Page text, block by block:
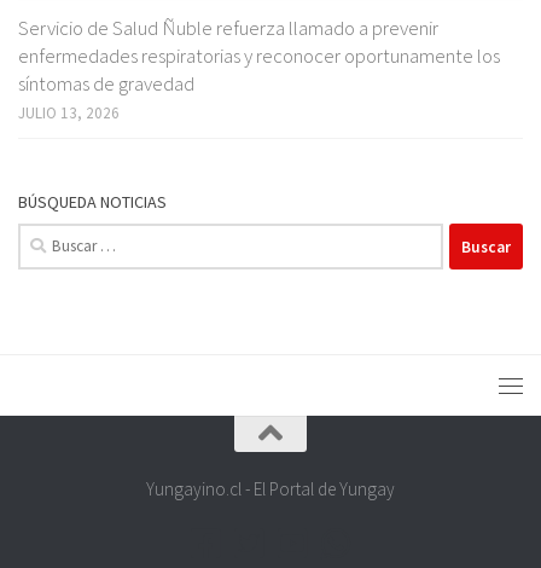
Servicio de Salud Ñuble refuerza llamado a prevenir
enfermedades respiratorias y reconocer oportunamente los
síntomas de gravedad
JULIO 13, 2026
BÚSQUEDA NOTICIAS
Buscar:
Yungayino.cl - El Portal de Yungay